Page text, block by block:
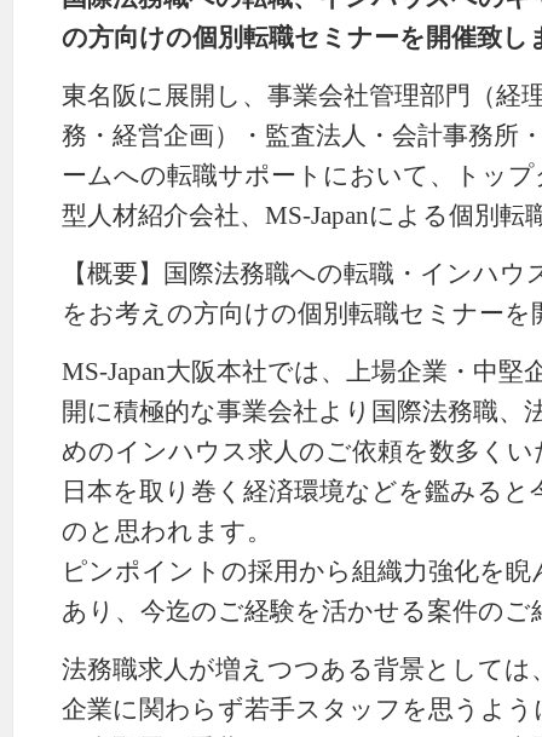
の方向けの個別転職セミナーを開催致し
東名阪に展開し、事業会社管理部門（経
務・経営企画）・監査法人・会計事務所
ームへの転職サポートにおいて、トッ
型人材紹介会社、MS-Japanによる個別
【概要】国際法務職への転職・インハ
をお考えの方向けの個別転職セミナーを
MS-Japan大阪本社では、上場企業・中
開に積極的な事業会社より国際法務職、
めのインハウス求人のご依頼を数多く
日本を取り巻く経済環境などを鑑みる
のと思われます。
ピンポイントの採用から組織力強化を
あり、今迄のご経験を活かせる案件のご
法務職求人が増えつつある背景としては
企業に関わらず若手スタッフを思うよ